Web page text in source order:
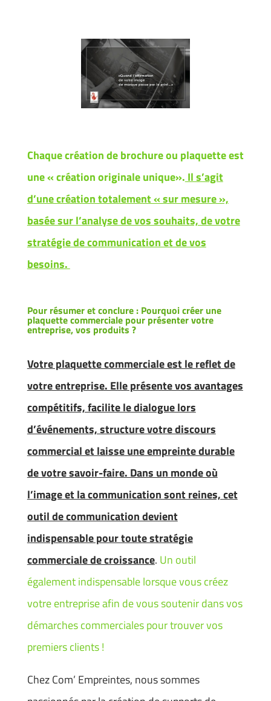
Chaque création de brochure ou plaquette est
une « création originale unique». Il s’agit
d’une création totalement « sur mesure »,
basée sur l’analyse de vos souhaits, de votre
stratégie de communication et de vos
besoins.
Pour résumer et conclure : Pourquoi créer une
plaquette commerciale pour présenter votre
entreprise, vos produits ?
Votre plaquette commerciale est le reflet de
votre entreprise. Elle présente vos avantages
compétitifs, facilite le dialogue lors
d’événements, structure votre discours
commercial et laisse une empreinte durable
de votre savoir-faire. Dans un monde où
l’image et la communication sont reines, cet
outil de communication devient
indispensable pour toute stratégie
commerciale de croissance. Un outil
également indispensable lorsque vous créez
votre entreprise afin de vous soutenir dans vos
démarches commerciales pour trouver vos
premiers clients !
Chez Com’ Empreintes, nous sommes